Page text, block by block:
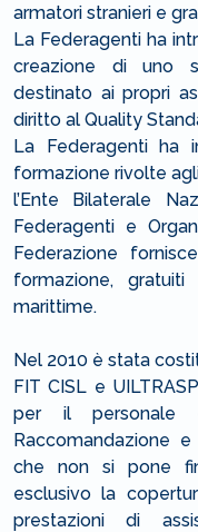
armatori stranieri e
La Federagenti ha
creazione di uno
destinato ai propri
diritto al Quality
La Federagenti ha
formazione rivolte
l’Ente Bilaterale
Federagenti e
Federazione
formazione,
marittime.
Nel 2010 è stata
FIT CISL e
per il personale
Raccomandazione
che non si pone
esclusivo la
prestazioni di